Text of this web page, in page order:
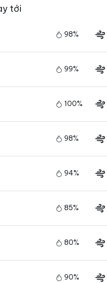
tới
98%
99%
100%
98%
94%
85%
80%
90%